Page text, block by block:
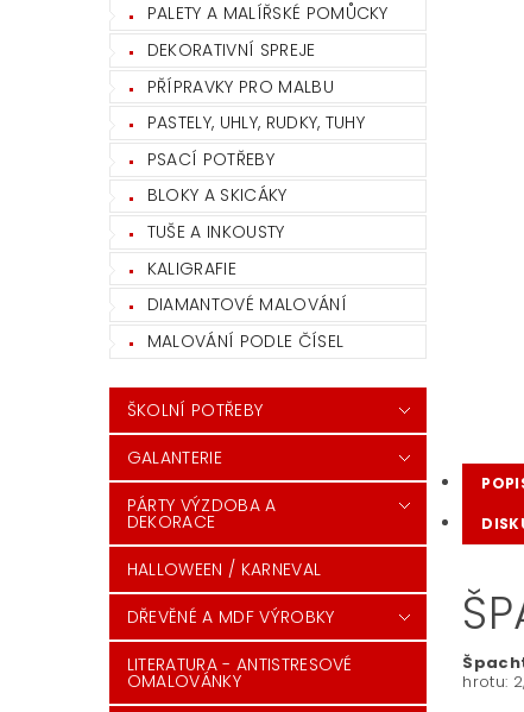
PALETY A MALÍŘSKÉ POMŮCKY
DEKORATIVNÍ SPREJE
PŘÍPRAVKY PRO MALBU
PASTELY, UHLY, RUDKY, TUHY
PSACÍ POTŘEBY
BLOKY A SKICÁKY
TUŠE A INKOUSTY
KALIGRAFIE
DIAMANTOVÉ MALOVÁNÍ
MALOVÁNÍ PODLE ČÍSEL
ŠKOLNÍ POTŘEBY
GALANTERIE
PÁRTY VÝZDOBA A
DEKORACE
HALLOWEEN / KARNEVAL
DŘEVĚNÉ A MDF VÝROBKY
LITERATURA - ANTISTRESOVÉ
OMALOVÁNKY
hrotu: